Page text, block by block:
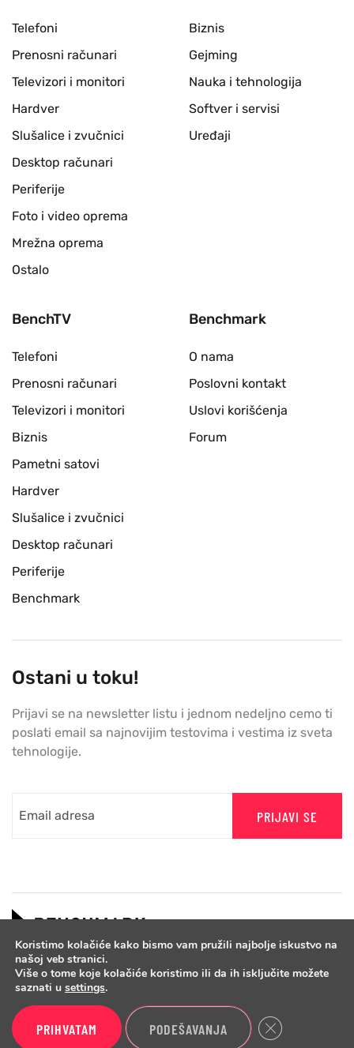
Telefoni
Prenosni računari
Televizori i monitori
Hardver
Slušalice i zvučnici
Desktop računari
Periferije
Foto i video oprema
Mrežna oprema
Ostalo
Biznis
Gejming
Nauka i tehnologija
Softver i servisi
Uređaji
BenchTV
Telefoni
Prenosni računari
Televizori i monitori
Biznis
Pametni satovi
Hardver
Slušalice i zvučnici
Desktop računari
Periferije
Benchmark
Benchmark
O nama
Poslovni kontakt
Uslovi korišćenja
Forum
Ostani u toku!
Prijavi se na newsletter listu i jednom nedeljno cemo ti
poslati email sa najnovijim testovima i vestima iz sveta
tehnologije.
PRIJAVI SE
Koristimo kolačiće kako bismo vam pružili najbolje iskustvo na
našoj veb stranici.
Više o tome koje kolačiće koristimo ili da ih isključite možete
saznati u settings.
PRIHVATAM PODEŠAVANJA Close GDPR